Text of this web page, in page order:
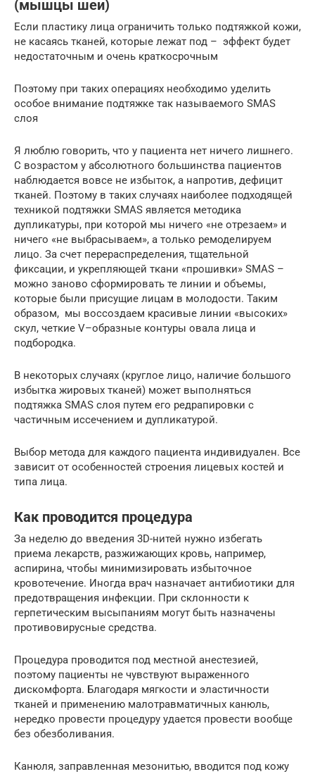
(мышцы шеи)
Если пластику лица ограничить только подтяжкой кожи,
не касаясь тканей, которые лежат под – эффект будет
недостаточным и очень краткосрочным
Поэтому при таких операциях необходимо уделить
особое внимание подтяжке так называемого SMAS
слоя
Я люблю говорить, что у пациента нет ничего лишнего.
С возрастом у абсолютного большинства пациентов
наблюдается вовсе не избыток, а напротив, дефицит
тканей. Поэтому в таких случаях наиболее подходящей
техникой подтяжки SMAS является методика
дупликатуры, при которой мы ничего «не отрезаем» и
ничего «не выбрасываем», а только ремоделируем
лицо. За счет перераспределения, тщательной
фиксации, и укрепляющей ткани «прошивки» SMAS –
можно заново сформировать те линии и объемы,
которые были присущие лицам в молодости. Таким
образом, мы воссоздаем красивые линии «высоких»
скул, четкие V–образные контуры овала лица и
подбородка.
В некоторых случаях (круглое лицо, наличие большого
избытка жировых тканей) может выполняться
подтяжка SMAS слоя путем его редрапировки с
частичным иссечением и дупликатурой.
Выбор метода для каждого пациента индивидуален. Все
зависит от особенностей строения лицевых костей и
типа лица.
Как проводится процедура
За неделю до введения 3D-нитей нужно избегать
приема лекарств, разжижающих кровь, например,
аспирина, чтобы минимизировать избыточное
кровотечение. Иногда врач назначает антибиотики для
предотвращения инфекции. При склонности к
герпетическим высыпаниям могут быть назначены
противовирусные средства.
Процедура проводится под местной анестезией,
поэтому пациенты не чувствуют выраженного
дискомфорта. Благодаря мягкости и эластичности
тканей и применению малотравматичных канюль,
нередко провести процедуру удается провести вообще
без обезболивания.
Канюля, заправленная мезонитью, вводится под кожу